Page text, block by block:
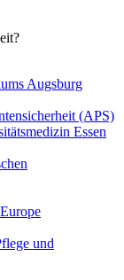
Augsburg
(APS)
Essen
und